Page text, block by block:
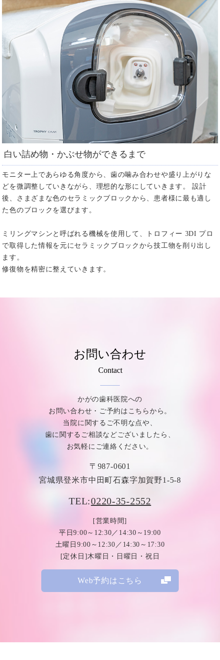
白い詰め物・かぶせ物ができるまで
モニター上であらゆる角度から、歯の噛み合わせや盛り上がりな
どを微調整していきながら、理想的な形にしていきます。 設計
後、さまざまな色のセラミックブロックから、患者様に最も適し
た色のブロックを選びます。
ミリングマシンと呼ばれる機械を使用して、トロフィー 3DI プロ
で取得した情報を元にセラミックブロックから技工物を削り出し
ます。
修復物を精密に整えていきます。
お問い合わせ
Contact
かがの歯科医院への
お問い合わせ・ご予約はこちらから。
当院に関するご不明な点や、
歯に関するご相談などございましたら、
お気軽にご連絡ください。
〒987-0601
宮城県登米市中田町石森字加賀野1-5-8
TEL:0220-35-2552
[営業時間]
平日9:00～12:30／14:30～19:00
土曜日9:00～12:30／14:30～17:30
[定休日]木曜日・日曜日・祝日
Web予約はこちら